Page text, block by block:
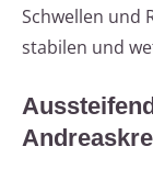
Schwellen und
stabilen und